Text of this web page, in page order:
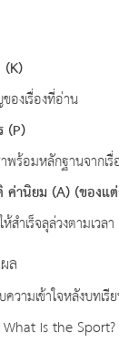
(K)
องเรื่องที่อ่าน
(P)
พร้อมหลักฐานจากเ
านิยม (A) (ของแ
ำเร็จลุล่วงตามเวลา
ล
ามเข้าใจหลังบทเรี
What Is the Sport?